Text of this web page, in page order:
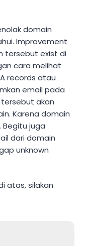
domain
Improvement
tersebut exist di
cara melihat
records atau
email pada
akan
Karena domain
Begitu juga
dari domain
unknown
atas, silakan